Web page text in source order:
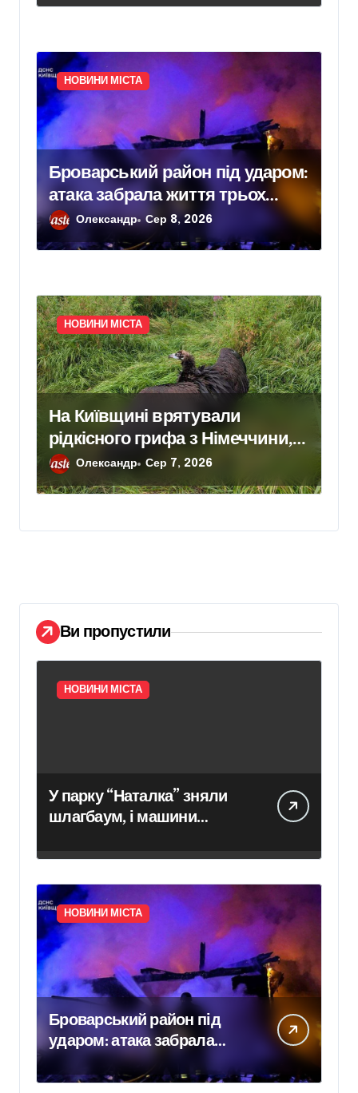
НОВИНИ МІСТА
Броварський район під ударом:
атака забрала життя трьох
людей, серед них дитина
Олександр Сер 8, 2026
НОВИНИ МІСТА
На Київщині врятували
рідкісного грифа з Німеччини,
занесеного до Червоної книги
Олександр Сер 7, 2026
Ви пропустили
НОВИНИ МІСТА
У парку “Наталка” зняли
шлагбаум, і машини
територію – головні
новини Києва сьогодні
НОВИНИ МІСТА
Броварський район під
ударом: атака забрала
життя трьох людей, серед
них дитина